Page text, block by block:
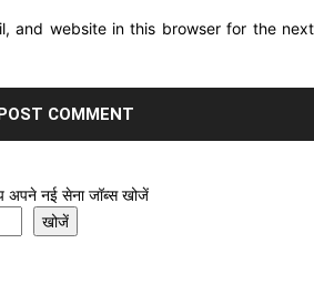
and website in this browser for the next
अपने नई सेना जॉब्स खोजें
खोजें